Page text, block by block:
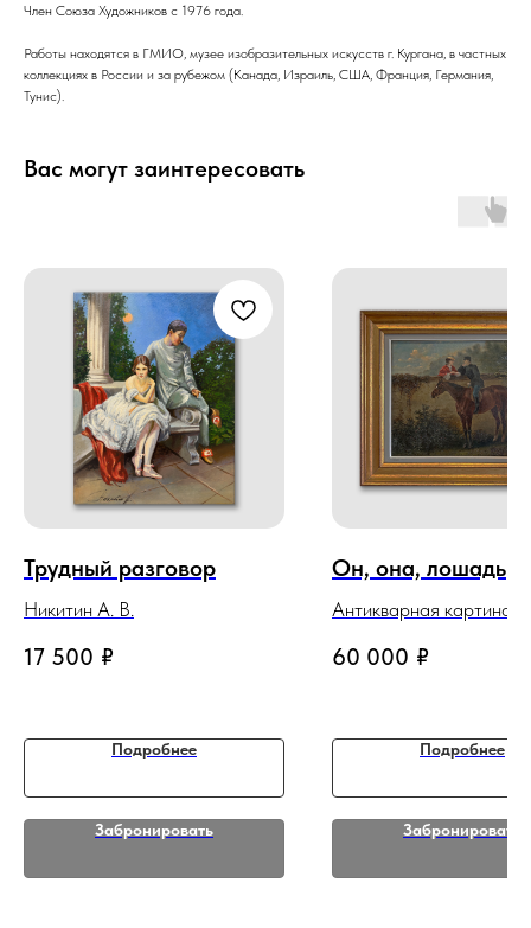
Член Союза Художников с 1976 года.
Работы находятся в ГМИО, музее изобразительных искусств г. Кургана, в частных
коллекциях в России и за рубежом (Канада, Израиль, США, Франция, Германия,
Тунис).
Вас могут заинтересовать
Трудный разговор
Никитин А. В.
17 500 ₽
Подробнее
Забронировать
Он, она, лошадь
Антикварная картина
60 000 ₽
Подробнее
Забронировать